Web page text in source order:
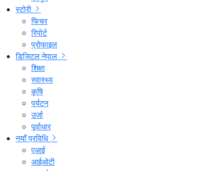
स्टोरी
फिचर
रिपोर्ट
प्रोफाइल
डिजिटल नेपाल
शिक्षा
स्वास्थ्य
कृषि
पर्यटन
उर्जा
पूर्वाधार
नयाँ प्रविधि
एआई
आईओटी